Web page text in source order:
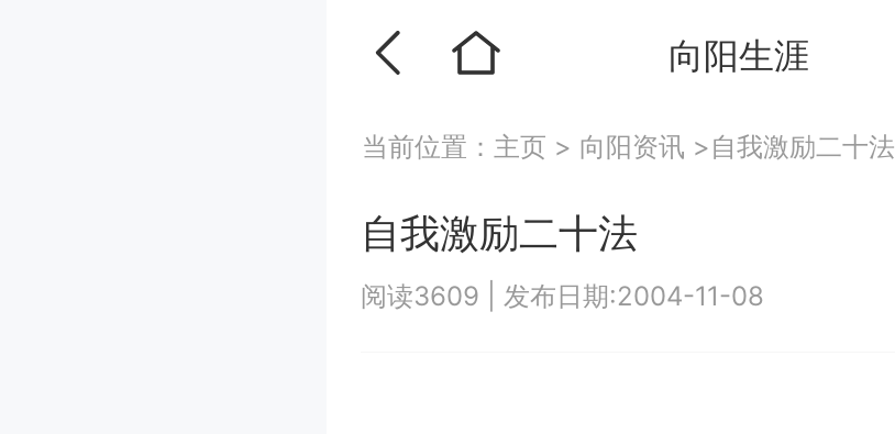
向阳生涯
当前位置： 主页 > 向阳资讯 >自我激励二十法
自我激励二十法
阅读3609 发布日期:2004-11-08